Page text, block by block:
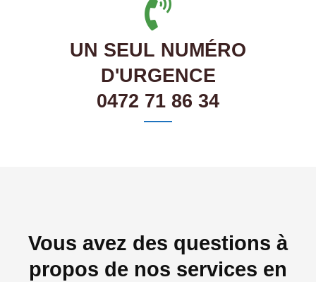
UN SEUL NUMÉRO
D'URGENCE
0472 71 86 34
Vous avez des questions à
propos de nos services en